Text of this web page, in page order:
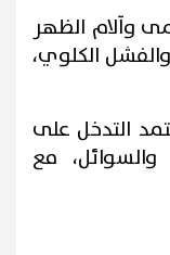
وآلام الظهر
الكلوي،
التدخل على
والسوائل، مع